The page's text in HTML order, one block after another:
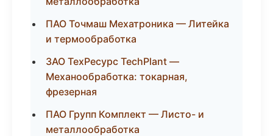
ПАО Точмаш Мехатроника — Литейка
и термообработка
ЗАО ТехРесурс TechPlant —
Механообработка: токарная,
фрезерная
ПАО Групп Комплект — Листо- и
металлообработка